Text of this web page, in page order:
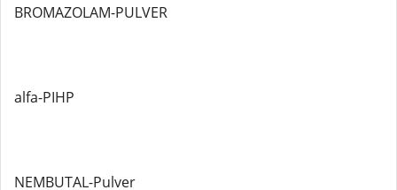
BROMAZOLAM-PULVER
alfa-PIHP
NEMBUTAL-Pulver